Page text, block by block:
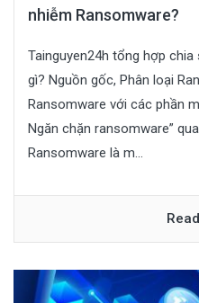
nhiễm Ransomware?
Tainguyen24h tổng hợp
gì? Nguồn gốc, Phân loại
Ransomware với các phần
Ngăn chặn ransomware”
Ransomware là m...